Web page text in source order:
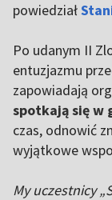
powiedział
Po udanym II
entuzjazmu
zapowiadają
spotkają się w
czas, odnowić
wyjątkowe
My uczestnicy